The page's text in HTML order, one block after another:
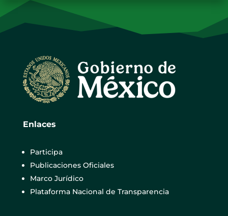
Enlaces
Participa
Publicaciones Oficiales
Marco Jurídico
Plataforma Nacional de Transparencia